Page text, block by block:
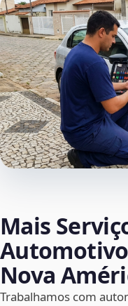
Mais
Nova
Trabalhamos com